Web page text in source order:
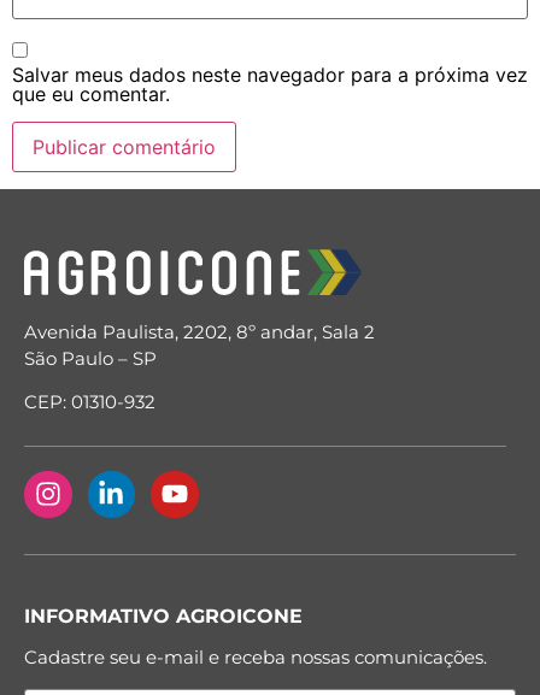
Salvar meus dados neste navegador para a próxima vez
que eu comentar.
Avenida Paulista, 2202, 8º andar, Sala 2
São Paulo – SP
CEP: 01310-932
INFORMATIVO AGROICONE
Cadastre seu e-mail e receba nossas comunicações.